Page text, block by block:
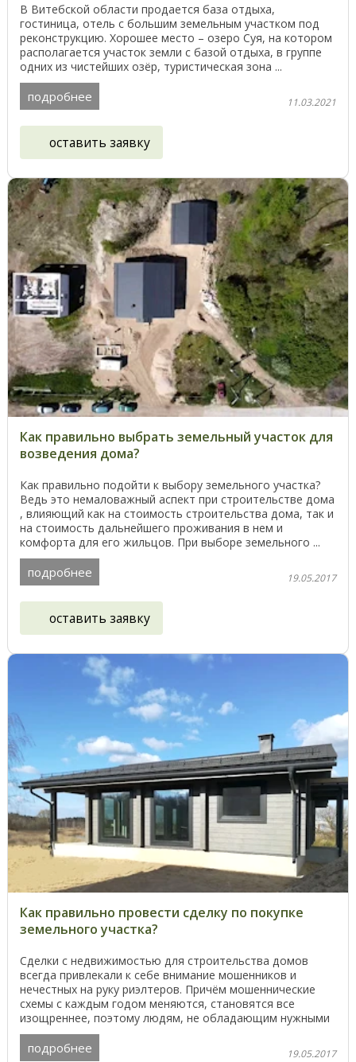
В Витебской области продается база отдыха,
гостиница, отель с большим земельным участком под
реконструкцию. Хорошее место – озеро Суя, на котором
располагается участок земли с базой отдыха, в группе
одних из чистейших озёр, туристическая зона ...
подробнее 11.03.2021
оставить заявку
Как правильно выбрать земельный участок для
возведения дома?
Как правильно подойти к выбору земельного участка?
Ведь это немаловажный аспект при строительстве дома
, влияющий как на стоимость строительства дома, так и
на стоимость дальнейшего проживания в нем и
комфорта для его жильцов. При выборе земельного ...
подробнее 19.05.2017
оставить заявку
Как правильно провести сделку по покупке
земельного участка?
Сделки с недвижимостью для строительства домов
всегда привлекали к себе внимание мошенников и
нечестных на руку риэлтеров. Причём мошеннические
схемы с каждым годом меняются, становятся все
изощреннее, поэтому людям, не обладающим нужными
знаниями и ...
подробнее 19.05.2017